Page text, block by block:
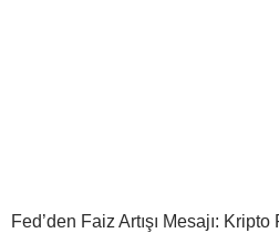
Fed’den Faiz Artışı Mesajı: